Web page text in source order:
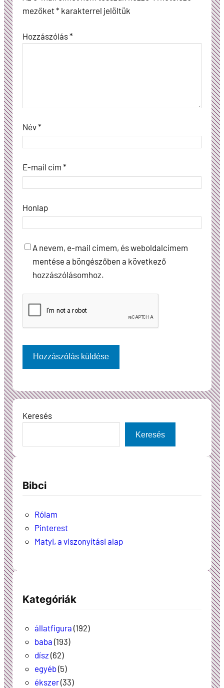
mezőket* karakterrel jelöltük
Hozzászólás*
Név*
E-mail cím *
Honlap
A nevem, e-mail címem, és weboldalcímem
mentése a böngészőben a következő
hozzászólásomhoz.
Keresés
Keresés
Bibci
Rólam
Pinterest
Matyi, a viszonyítási alap
Kategóriák
állatfigura (192)
baba (193)
dísz (62)
egyéb(5)
ékszer(33)